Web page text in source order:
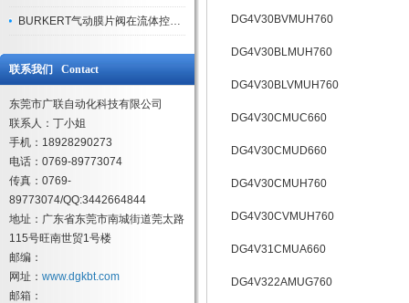
BURKERT气动膜片阀在流体控制中的应用
联系我们 Contact
东莞市广联自动化科技有限公司
联系人：丁小姐
手机：18928290273
电话：0769-89773074
传真：0769-
89773074/QQ:3442664844
地址：广东省东莞市南城街道莞太路
115号旺南世贸1号楼
邮编：
网址： www.dgkbt.com
邮箱：
DG4V30BVMUH760
DG4V30BLMUH760
DG4V30BLVMUH760
DG4V30CMUC660
DG4V30CMUD660
DG4V30CMUH760
DG4V30CVMUH760
DG4V31CMUA660
DG4V322AMUG760